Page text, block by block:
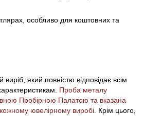
особливо для коштовних та
який повністю відповідає всім
Проба металу
Пробірною Палатою та вказана
ювелірному виробі. Крім цього,